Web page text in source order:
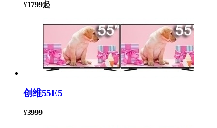
¥1799起
创维55E5
¥3999